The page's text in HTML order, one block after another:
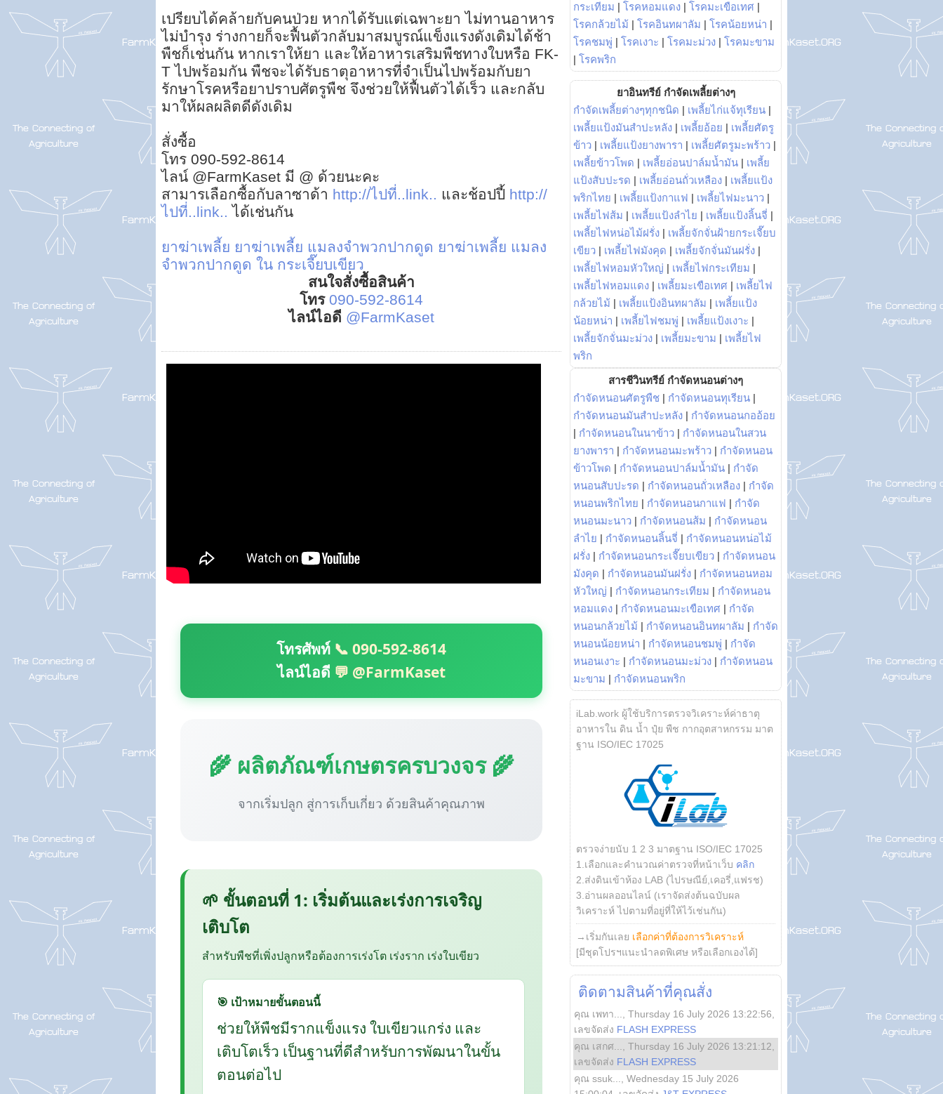
เปรียบได้คล้ายกับคนป่วย หากได้รับแต่เฉพาะยา ไม่ทานอาหาร
ไม่บำรุง ร่างกายก็จะฟื้นตัวกลับมาสมบูรณ์แข็งแรงดังเดิมได้ช้า
พืชก็เช่นกัน หากเราให้ยา และให้อาหารเสริมพืชทางใบหรือ FK-
T ไปพร้อมกัน พืชจะได้รับธาตุอาหารที่จำเป็นไปพร้อมกับยา
รักษาโรคหรือยาปราบศัตรูพืช จึงช่วยให้ฟื้นตัวได้เร็ว และกลับ
มาให้ผลผลิตดีดังเดิม
สั่งซื้อ
โทร 090-592-8614
ไลน์ @FarmKaset มี @ ด้วยนะคะ
สามารเลือกซื้อกับลาซาด้า http://ไปที่..link.. และช้อปปี้ http://
ไปที่..link.. ได้เช่นกัน
ยาฆ่าเพลี้ย ยาฆ่าเพลี้ย แมลงจำพวกปากดูด ยาฆ่าเพลี้ย แมลง
จำพวกปากดูด ใน กระเจี๊ยบเขียว
สนใจสั่งซื้อสินค้า
โทร 090-592-8614
ไลน์ไอดี @FarmKaset
โทรศัพท์ 📞 090-592-8614
ไลน์ไอดี 💬 @FarmKaset
🌾 ผลิตภัณฑ์เกษตรครบวงจร 🌾
จากเริ่มปลูก สู่การเก็บเกี่ยว ด้วยสินค้าคุณภาพ
🌱 ขั้นตอนที่ 1: เริ่มต้นและเร่งการเจริญ
เติบโต
สำหรับพืชที่เพิ่งปลูกหรือต้องการเร่งโต เร่งราก เร่งใบเขียว
🎯 เป้าหมายขั้นตอนนี้
ช่วยให้พืชมีรากแข็งแรง ใบเขียวแกร่ง และ
เติบโตเร็ว เป็นฐานที่ดีสำหรับการพัฒนาในขั้น
ตอนต่อไป
กระเทียม | โรคหอมแดง | โรคมะเขือเทศ |
โรคกล้วยไม้ | โรคอินทผาลัม | โรคน้อยหน่า |
โรคชมพู่ | โรคเงาะ | โรคมะม่วง | โรคมะขาม
| โรคพริก
ยาอินทรีย์ กำจัดเพลี้ยต่างๆ
กำจัดเพลี้ยต่างๆทุกชนิด | เพลี้ยไก่แจ้ทุเรียน |
เพลี้ยแป้งมันสำปะหลัง | เพลี้ยอ้อย | เพลี้ยศัตรู
ข้าว | เพลี้ยแป้งยางพารา | เพลี้ยศัตรูมะพร้าว |
เพลี้ยข้าวโพด | เพลี้ยอ่อนปาล์มน้ำมัน | เพลี้ย
แป้งสับปะรด | เพลี้ยอ่อนถั่วเหลือง | เพลี้ยแป้ง
พริกไทย | เพลี้ยแป้งกาแฟ | เพลี้ยไฟมะนาว |
เพลี้ยไฟส้ม | เพลี้ยแป้งลำไย | เพลี้ยแป้งลิ้นจี่ |
เพลี้ยไฟหน่อไม้ฝรั่ง | เพลี้ยจักจั่นฝ้ายกระเจี๊ยบ
เขียว | เพลี้ยไฟมังคุด | เพลี้ยจักจั่นมันฝรั่ง |
เพลี้ยไฟหอมหัวใหญ่ | เพลี้ยไฟกระเทียม |
เพลี้ยไฟหอมแดง | เพลี้ยมะเขือเทศ | เพลี้ยไฟ
กล้วยไม้ | เพลี้ยแป้งอินทผาลัม | เพลี้ยแป้ง
น้อยหน่า | เพลี้ยไฟชมพู่ | เพลี้ยแป้งเงาะ |
เพลี้ยจักจั่นมะม่วง | เพลี้ยมะขาม | เพลี้ยไฟ
พริก
สารชีวินทรีย์ กำจัดหนอนต่างๆ
กำจัดหนอนศัตรูพืช | กำจัดหนอนทุเรียน |
กำจัดหนอนมันสำปะหลัง | กำจัดหนอนกออ้อย
| กำจัดหนอนในนาข้าว | กำจัดหนอนในสวน
ยางพารา | กำจัดหนอนมะพร้าว | กำจัดหนอน
ข้าวโพด | กำจัดหนอนปาล์มน้ำมัน | กำจัด
หนอนสับปะรด | กำจัดหนอนถั่วเหลือง | กำจัด
หนอนพริกไทย | กำจัดหนอนกาแฟ | กำจัด
หนอนมะนาว | กำจัดหนอนส้ม | กำจัดหนอน
ลำไย | กำจัดหนอนลิ้นจี่ | กำจัดหนอนหน่อไม้
ฝรั่ง | กำจัดหนอนกระเจี๊ยบเขียว | กำจัดหนอน
มังคุด | กำจัดหนอนมันฝรั่ง | กำจัดหนอนหอม
หัวใหญ่ | กำจัดหนอนกระเทียม | กำจัดหนอน
หอมแดง | กำจัดหนอนมะเขือเทศ | กำจัด
หนอนกล้วยไม้ | กำจัดหนอนอินทผาลัม | กำจัด
หนอนน้อยหน่า | กำจัดหนอนชมพู่ | กำจัด
หนอนเงาะ | กำจัดหนอนมะม่วง | กำจัดหนอน
มะขาม | กำจัดหนอนพริก
iLab.work ผู้ใช้บริการตรวจวิเคราะห์ค่าธาตุ
อาหารใน ดิน น้ำ ปุ๋ย พืช กากอุตสาหกรรม มาต
ฐาน ISO/IEC 17025
ตรวจง่ายนับ 1 2 3 มาตฐาน ISO/IEC 17025
1.เลือกและคำนวณค่าตรวจที่หน้าเว็บ คลิก
2.ส่งดินเข้าห้อง LAB (ไปรษณีย์,เคอรี่,แฟรช)
3.อ่านผลออนไลน์ (เราจัดส่งต้นฉบับผล
วิเคราะห์ ไปตามที่อยู่ที่ให้ไว้เช่นกัน)
→เริ่มกันเลย เลือกค่าที่ต้องการวิเคราะห์
[มีชุดโปรฯแนะนำลดพิเศษ หรือเลือกเองได้]
ติดตามสินค้าที่คุณสั่ง
คุณ เพทา... Thursday 16 July 2026 13:22:56
เลขจัดส่ง FLASH EXPRESS
คุณ เสกศ...
Thursday 16 July 2026 13:21:12
เลขจัดส่ง FLASH EXPRESS
คุณ ssuk...
Wednesday 15 July 2026